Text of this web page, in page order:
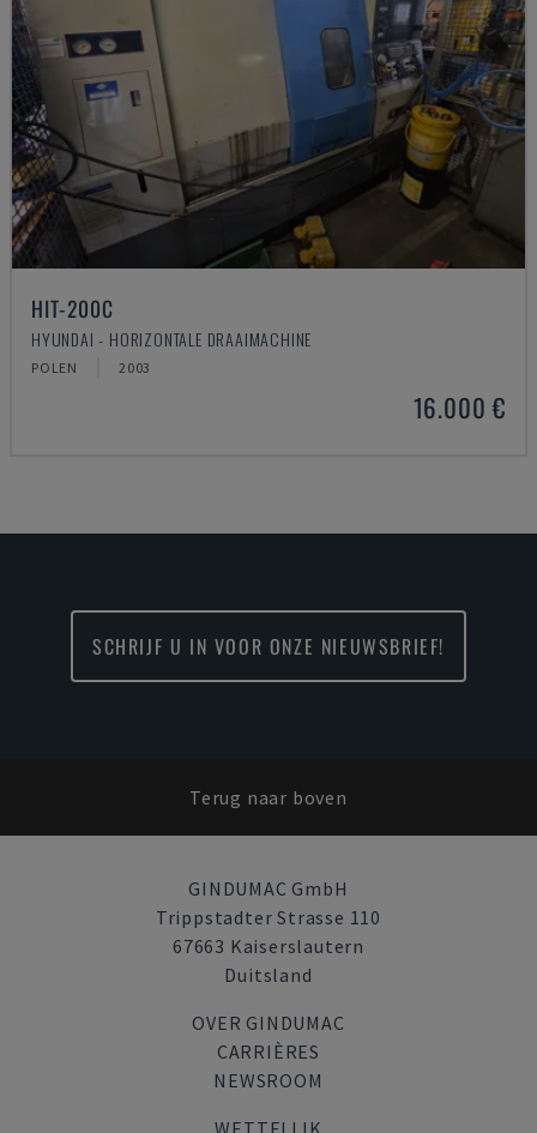
HIT-200C
HYUNDAI - HORIZONTALE DRAAIMACHINE
POLEN 2003
16.000 €
SCHRIJF U IN VOOR ONZE NIEUWSBRIEF!
Terug naar boven
GINDUMAC GmbH
Trippstadter Strasse 110
67663 Kaiserslautern
Duitsland
OVER GINDUMAC
CARRIÈRES
NEWSROOM
WETTELIJK